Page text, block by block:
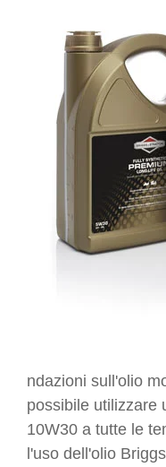
ndazioni sull'olio
possibile utilizzare
10W30 a tutte le
l'uso dell'olio